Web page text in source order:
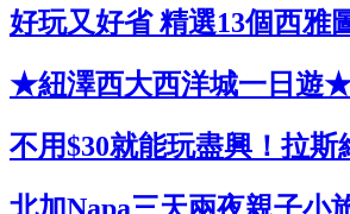
好玩又好省 精選13個西雅
★紐澤西大西洋城一日遊★
不用$30就能玩盡興！拉
北加Napa三天兩夜親子小